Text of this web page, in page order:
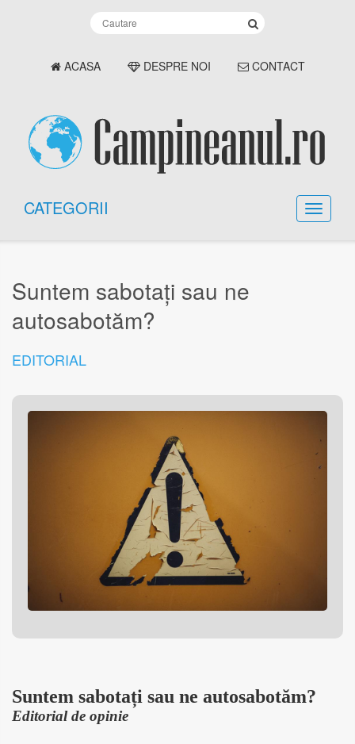
ACASA DESPRE NOI CONTACT
CATEGORII
Suntem sabotați sau ne
autosabotăm?
EDITORIAL
Suntem sabotați sau ne autosabotăm?
Editorial de opinie